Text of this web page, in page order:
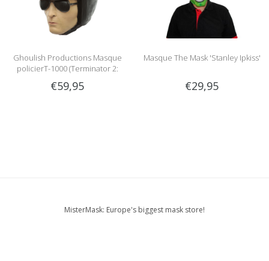
Ghoulish Productions Masque
policierT-1000 (Terminator 2:
€59,95
Masque The Mask 'Stanley Ipkiss'
€29,95
MisterMask: Europe's biggest mask store!